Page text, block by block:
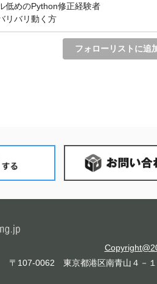
低めのPython修正経験者
リバリ動く方
フォローリストに追
〒107-0062 東京都港区南青山４－